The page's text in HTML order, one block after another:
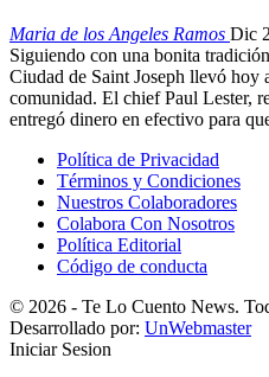
Maria de los Angeles Ramos Dic
Siguiendo con una bonita
Ciudad de Saint Joseph llevó hoy
comunidad. El chief Paul Lester,
entregó dinero en efectivo para
Política de Privacidad
Términos y Condiciones
Nuestros Colaboradores
Colabora Con Nosotros
Política Editorial
Código de conducta
© 2026 - Te Lo Cuento News.
Desarrollado por: UnWebmaster
Iniciar Sesion